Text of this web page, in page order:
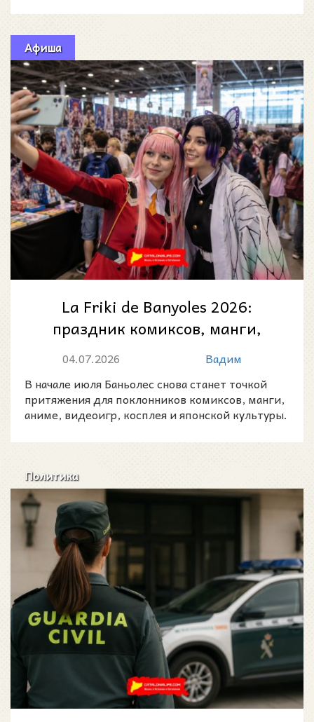
Афиша
La Friki de Banyoles 2026:
праздник комиксов, манги,
косплея и поп-культуры у
озера Баньол...
04.07.2026
Вадим
В начале июля Баньолес снова станет точкой
притяжения для поклонников комиксов, манги,
аниме, видеоигр, косплея и японской культуры.
Политика